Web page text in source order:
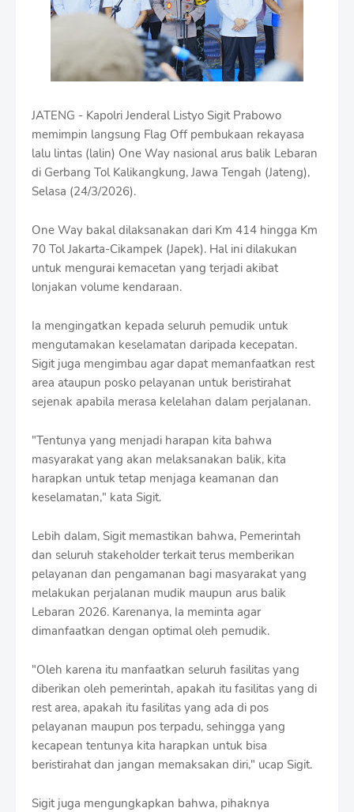
JATENG - Kapolri Jenderal Listyo Sigit Prabowo
memimpin langsung Flag Off pembukaan rekayasa
lalu lintas (lalin) One Way nasional arus balik Lebaran
di Gerbang Tol Kalikangkung, Jawa Tengah (Jateng),
Selasa (24/3/2026).
One Way bakal dilaksanakan dari Km 414 hingga Km
70 Tol Jakarta-Cikampek (Japek). Hal ini dilakukan
untuk mengurai kemacetan yang terjadi akibat
lonjakan volume kendaraan.
Ia mengingatkan kepada seluruh pemudik untuk
mengutamakan keselamatan daripada kecepatan.
Sigit juga mengimbau agar dapat memanfaatkan rest
area ataupun posko pelayanan untuk beristirahat
sejenak apabila merasa kelelahan dalam perjalanan.
"Tentunya yang menjadi harapan kita bahwa
masyarakat yang akan melaksanakan balik, kita
harapkan untuk tetap menjaga keamanan dan
keselamatan," kata Sigit.
Lebih dalam, Sigit memastikan bahwa, Pemerintah
dan seluruh stakeholder terkait terus memberikan
pelayanan dan pengamanan bagi masyarakat yang
melakukan perjalanan mudik maupun arus balik
Lebaran 2026. Karenanya, Ia meminta agar
dimanfaatkan dengan optimal oleh pemudik.
"Oleh karena itu manfaatkan seluruh fasilitas yang
diberikan oleh pemerintah, apakah itu fasilitas yang di
rest area, apakah itu fasilitas yang ada di pos
pelayanan maupun pos terpadu, sehingga yang
kecapean tentunya kita harapkan untuk bisa
beristirahat dan jangan memaksakan diri," ucap Sigit.
Sigit juga mengungkapkan bahwa, pihaknya
s
i
g
n
W
i
h
h
r
o
T
e
m
l
a
e